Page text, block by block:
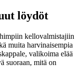
löydöt
kellovalmistajiin
muita harvinaisempia
valikoima elää
suoraan, mitä on